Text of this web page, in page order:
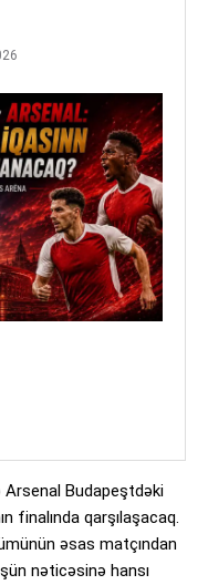
Budapeştdəki
finalında qarşılaşacaq.
əsas matçından
nəticəsinə hansı